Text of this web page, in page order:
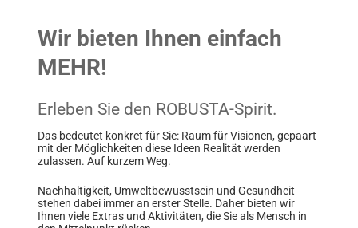
Wir bieten Ihnen einfach
MEHR!
Erleben Sie den ROBUSTA-Spirit.
Das bedeutet konkret für Sie: Raum für Visionen, gepaart
mit der Möglichkeiten diese Ideen Realität werden
zulassen. Auf kurzem Weg.
Nachhaltigkeit, Umweltbewusstsein und Gesundheit
stehen dabei immer an erster Stelle. Daher bieten wir
Ihnen viele Extras und Aktivitäten, die Sie als Mensch in